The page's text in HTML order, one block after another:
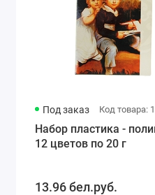
Под заказ Код товара:
Набор пластика -
12 цветов по 20 г
13.96 бел.руб.